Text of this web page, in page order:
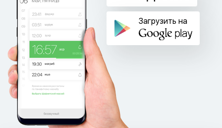
Загрузить на